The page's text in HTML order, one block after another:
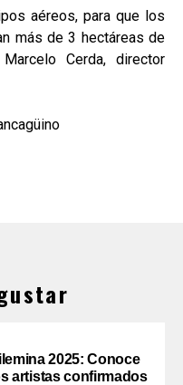
aéreos, para que los
más de 3 hectáreas de
Cerda, director
2025: Conoce
artistas confirmados